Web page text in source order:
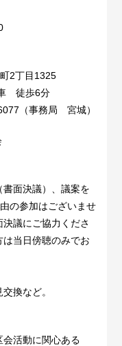
2丁目1325
徒歩6分
（事務局 宮城）
書面決議）、議案を
の参加はございませ
議にご協力くださ
当日傍聴のみでお
換など。
活動に関心ある